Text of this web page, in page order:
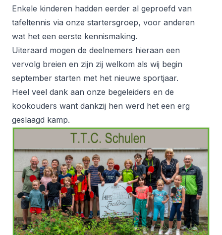
Enkele kinderen hadden eerder al geproefd van
tafeltennis via onze startersgroep, voor anderen
wat het een eerste kennismaking.
Uiteraard mogen de deelnemers hieraan een
vervolg breien en zijn zij welkom als wij begin
september starten met het nieuwe sportjaar.
Heel veel dank aan onze begeleiders en de
kookouders want dankzij hen werd het een erg
geslaagd kamp.